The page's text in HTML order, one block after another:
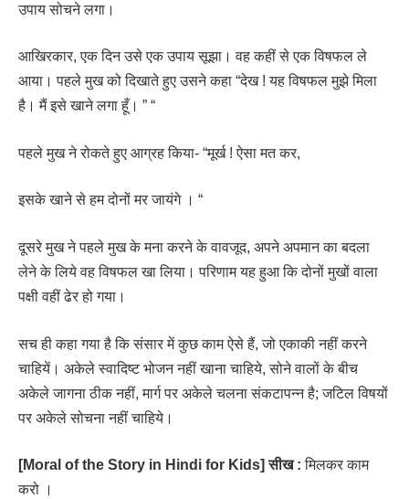
उपाय सोचने लगा।
आखिरकार, एक दिन उसे एक उपाय सूझा। वह कहीं से एक विषफल ले
आया। पहले मुख को दिखाते हुए उसने कहा “देख ! यह विषफल मुझे मिला
है। मैं इसे खाने लगा हूँ। ” “
पहले मुख ने रोकते हुए आग्रह किया- “मूर्ख ! ऐसा मत कर,
इसके खाने से हम दोनों मर जायंगे । “
दूसरे मुख ने पहले मुख के मना करने के वावजूद, अपने अपमान का बदला
लेने के लिये वह विषफल खा लिया। परिणाम यह हुआ कि दोनों मुखों वाला
पक्षी वहीं ढेर हो गया।
सच ही कहा गया है कि संसार में कुछ काम ऐसे हैं, जो एकाकी नहीं करने
चाहियें। अकेले स्वादिष्ट भोजन नहीं खाना चाहिये, सोने वालों के बीच
अकेले जागना ठीक नहीं, मार्ग पर अकेले चलना संकटापन्न है; जटिल विषयों
पर अकेले सोचना नहीं चाहिये।
[Moral of the Story in Hindi for Kids] सीख : मिलकर काम
करो ।